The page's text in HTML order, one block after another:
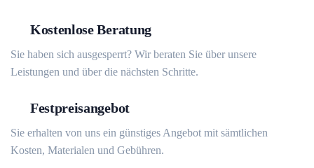
Kostenlose Beratung
Sie haben sich ausgesperrt? Wir beraten Sie über unsere
Leistungen und über die nächsten Schritte.
Festpreisangebot
Sie erhalten von uns ein günstiges Angebot mit sämtlichen
Kosten, Materialen und Gebühren.